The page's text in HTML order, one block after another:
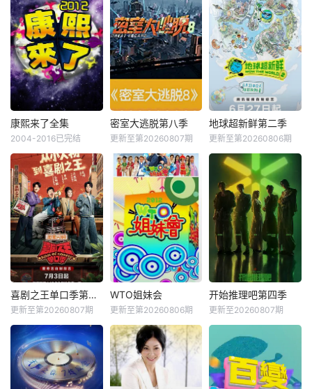
康熙来了全集
2004-2016已完结
密室大逃脱第八季
更新至第20260807期
地球超新鲜第二季
更新至第20260806期
喜剧之王单口季第三季
更新至第20260807期
WTO姐妹会
更新至第20260806期
开始推理吧第四季
更新至20260807期